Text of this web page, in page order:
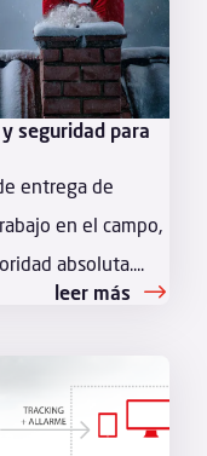
y seguridad para
entrega de
en el campo,
absoluta....
leer más